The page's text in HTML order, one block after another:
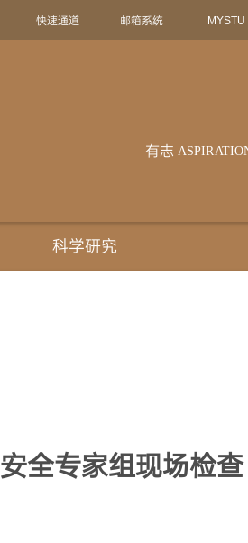
快速通道 邮箱系统 MYSTU
有志
科学研究
全专家组现场检查